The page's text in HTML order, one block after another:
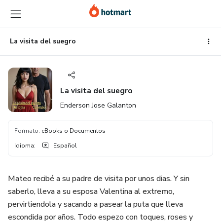
contenido
principal
la
página
de
pie
página
La visita del suegro
La visita del suegro
Enderson Jose Galanton
Formato: eBooks o Documentos
Idioma: Español
Mateo recibé a su padre de visita por unos dias. Y sin
saberlo, lleva a su esposa Valentina al extremo,
pervirtiendola y sacando a pasear la puta que lleva
escondida por años. Todo espezo con toques, roses y